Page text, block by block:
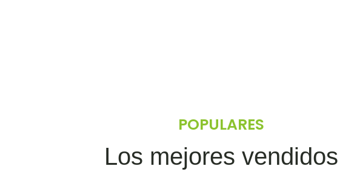
POPULARES
Los mejores vendidos